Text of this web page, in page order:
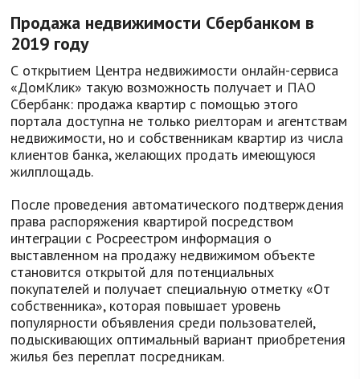
Продажа недвижимости Сбербанком в
2019 году
С открытием Центра недвижимости онлайн-сервиса
«ДомКлик» такую возможность получает и ПАО
Сбербанк: продажа квартир с помощью этого
портала доступна не только риелторам и агентствам
недвижимости, но и собственникам квартир из числа
клиентов банка, желающих продать имеющуюся
жилплощадь.
После проведения автоматического подтверждения
права распоряжения квартирой посредством
интеграции с Росреестром информация о
выставленном на продажу недвижимом объекте
становится открытой для потенциальных
покупателей и получает специальную отметку «От
собственника», которая повышает уровень
популярности объявления среди пользователей,
подыскивающих оптимальный вариант приобретения
жилья без переплат посредникам.